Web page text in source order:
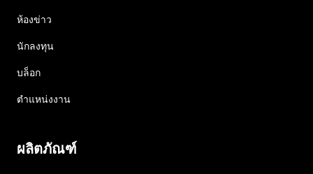
ห้องข่าว
นักลงทุน
บล็อก
ตำแหน่งงาน
ผลิตภัณฑ์